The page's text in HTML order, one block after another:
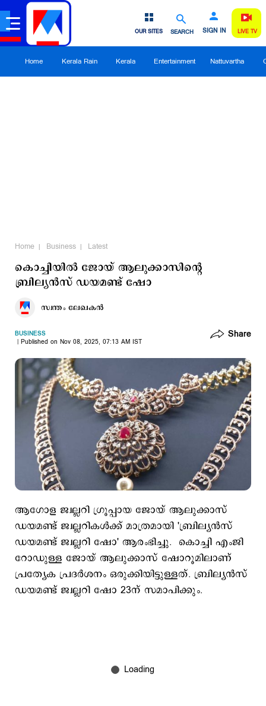
SEARCH SIGN IN
OUR SITES LIVE TV
Home Kerala Rain Kerala Entertainment Nattuvartha
Home Business Latest
കൊച്ചിയിൽ ജോയ് ആലുക്കാസിന്‍റെ
ബ്രില്യന്‍സ് ഡയമണ്ട് ഷോ
സ്വന്തം ലേഖകൻ
BUSINESS
Published on Nov 08, 2025, 07:13 AM IST
Share
ആഗോള ജ്വല്ലറി ഗ്രൂപ്പായ ജോയ് ആലുക്കാസ്
ഡയമണ്ട് ജ്വല്ലറികൾക്ക് മാത്രമായി 'ബ്രില്യൻസ്
ഡയമണ്ട് ജ്വല്ലറി ഷോ' ആരംഭിച്ചു. കൊച്ചി എംജി
റോഡുള്ള ജോയ് ആലുക്കാസ് ഷോറൂമിലാണ്
പ്രത്യേക പ്രദർശനം ഒരുക്കിയിട്ടുള്ളത്. ബ്രില്യൻസ്
ഡയമണ്ട് ജ്വല്ലറി ഷോ 23ന് സമാപിക്കും.